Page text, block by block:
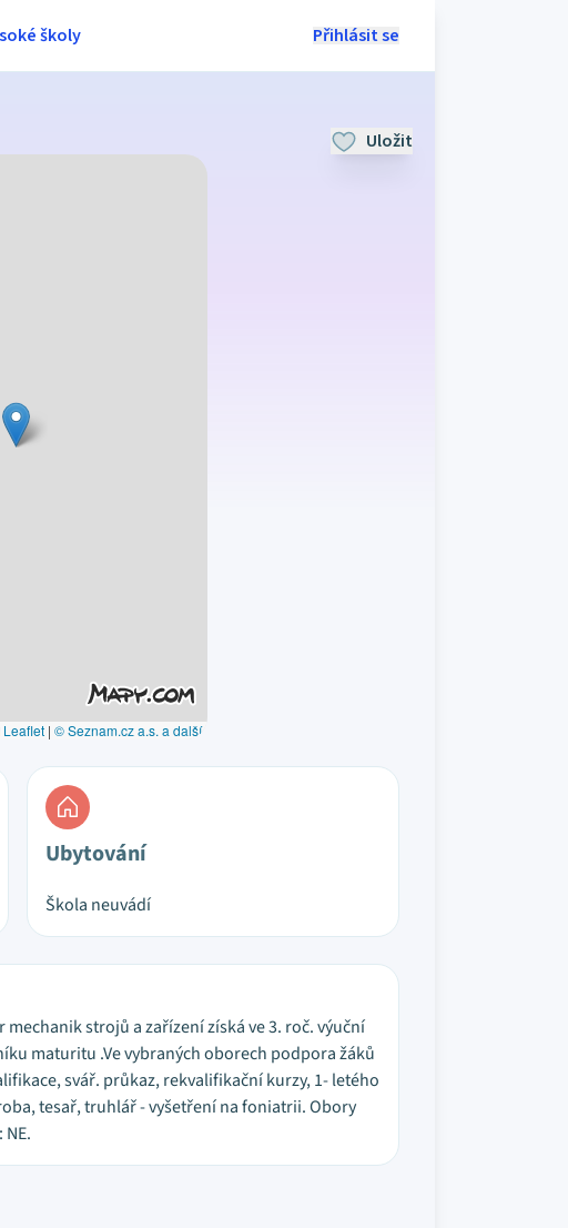
Přihlásit se
školy
Uložit
Leaflet | © Seznam.cz a.s. a další
Ubytování
Škola neuvádí
strojů a zařízení získá ve 3. roč. výuční
maturitu .Ve vybraných oborech podpora žáků
svář. průkaz, rekvalifikační kurzy, 1- letého
tesař, truhlář - vyšetření na foniatrii. Obory